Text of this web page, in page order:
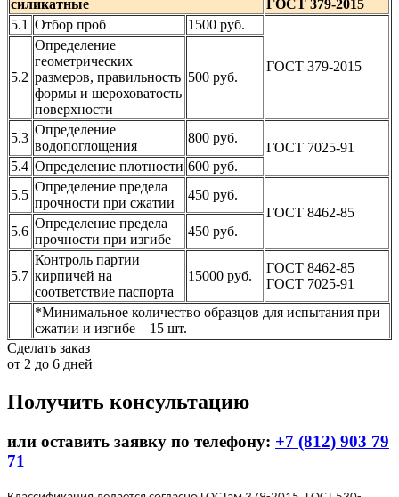
силикатные
ГОСТ 379-2015
5.1 Отбор проб 1500 руб.
ГОСТ 379-2015
5.2
Определение
геометрических
размеров, правильность
формы и шероховатость
поверхности
500 руб.
5.3
Определение
водопоглощения
800 руб.
ГОСТ 7025-91
5.4 Определение плотности 600 руб.
5.5
Определение предела
прочности при сжатии
450 руб.
ГОСТ 8462-85
5.6
Определение предела
прочности при изгибе
450 руб.
5.7
Контроль партии
кирпичей на
соответствие паспорта
15000 руб.
ГОСТ 8462-85
ГОСТ 7025-91
*Минимальное количество образцов для испытания при
сжатии и изгибе – 15 шт.
Сделать заказ
от 2 до 6 дней
Получить консультацию
или оставить заявку по телефону: +7 (812) 903 79
71